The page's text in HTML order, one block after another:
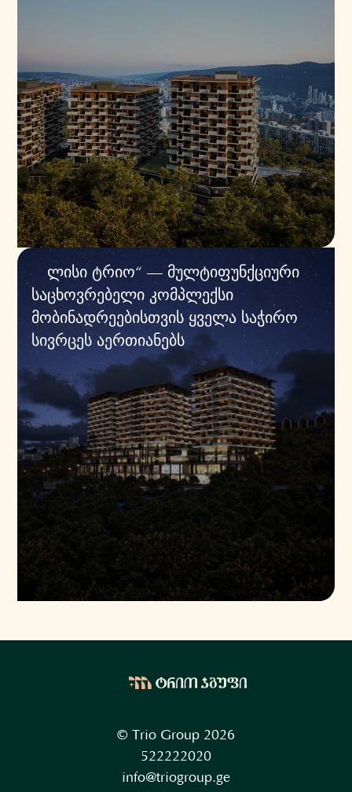
„ლისი ტრიო“ — მულტიფუნქციური
საცხოვრებელი კომპლექსი
მობინადრეებისთვის ყველა საჭირო
სივრცეს აერთიანებს
© Trio Group 2026
522222020
info@triogroup.ge